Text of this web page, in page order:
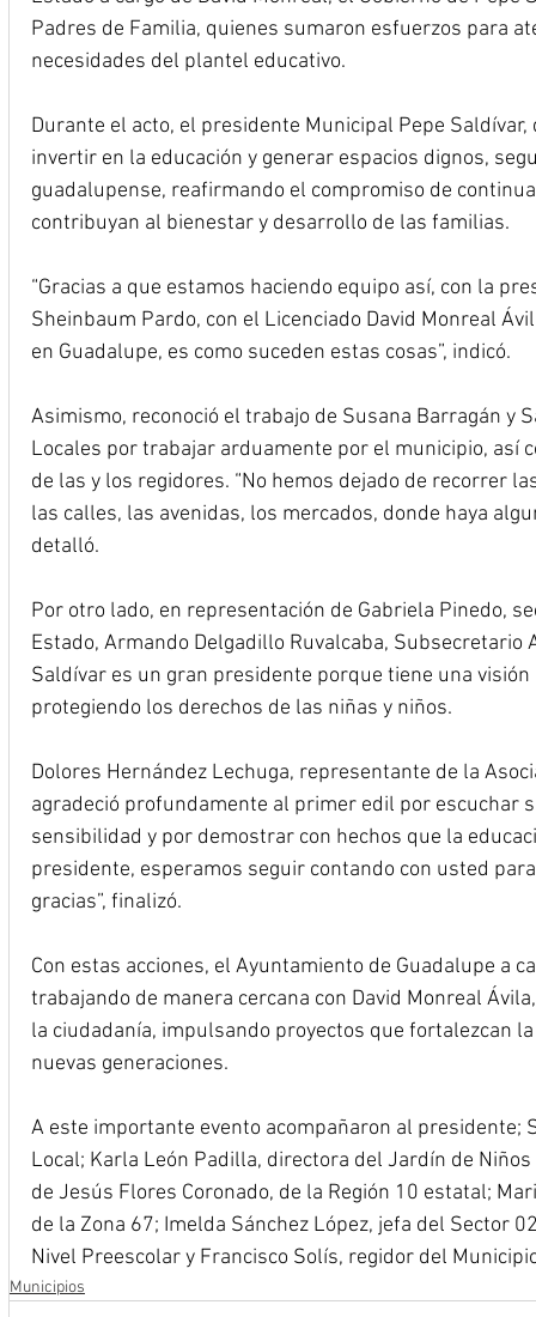
Padres de Familia, quienes sumaron esfuerzos para
necesidades del plantel educativo.
Durante el acto, el presidente Municipal Pepe
invertir en la educación y generar espacios dignos,
guadalupense, reafirmando el compromiso de
contribuyan al bienestar y desarrollo de las familias.
“Gracias a que estamos haciendo equipo así, con la
Sheinbaum Pardo, con el Licenciado David Monreal
en Guadalupe, es como suceden estas cosas”, indicó.
Asimismo, reconoció el trabajo de Susana Barragán y
Locales por trabajar arduamente por el municipio, así
de las y los regidores. “No hemos dejado de recorrer
las calles, las avenidas, los mercados, donde haya
detalló.
Por otro lado, en representación de Gabriela Pinedo,
Estado, Armando Delgadillo Ruvalcaba, Subsecretario
Saldívar es un gran presidente porque tiene una
protegiendo los derechos de las niñas y niños.
Dolores Hernández Lechuga, representante de la
agradeció profundamente al primer edil por escuchar
sensibilidad y por demostrar con hechos que la
presidente, esperamos seguir contando con usted
gracias”, finalizó.
Con estas acciones, el Ayuntamiento de Guadalupe a
trabajando de manera cercana con David Monreal
la ciudadanía, impulsando proyectos que fortalezcan
nuevas generaciones.
A este importante evento acompañaron al presidente;
Local; Karla León Padilla, directora del Jardín de Niños
de Jesús Flores Coronado, de la Región 10 estatal;
de la Zona 67; Imelda Sánchez López, jefa del Sector
Nivel Preescolar y Francisco Solís, regidor del
Municipios